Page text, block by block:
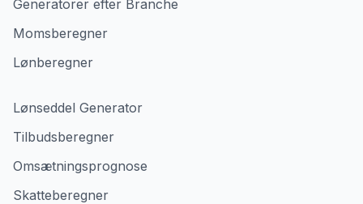
Generatorer efter Branche
Momsberegner
Lønberegner
Lønseddel Generator
Tilbudsberegner
Omsætningsprognose
Skatteberegner